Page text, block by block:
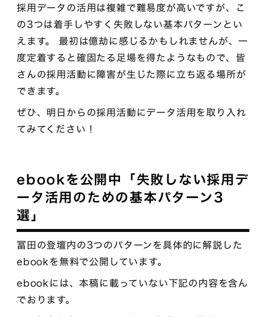
採用データの活用は複雑で難易度が高いですが、こ
の3つは着手しやすく失敗しない基本パターンとい
えます。 最初は億劫に感じるかもしれませんが、一
度定着すると確固たる足場を得たようなもので、皆
さんの採用活動に障害が生じた際に立ち返る場所が
できます。
ぜひ、明日からの採用活動にデータ活用を取り入れ
てみてください！
ebookを公開中「失敗しない採用デ
ータ活用のための基本パターン3
選」
冨田の登壇内の3つのパターンを具体的に解説した
ebookを無料で公開しています。
ebookには、本稿に載っていない下記の内容を含ん
でおります。